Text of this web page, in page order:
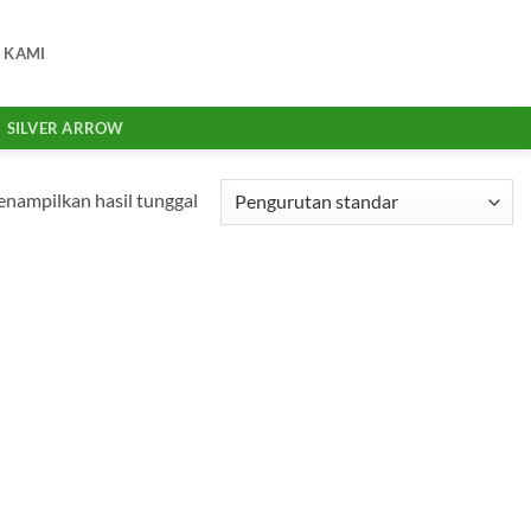
KAMI
SILVER ARROW
hasil tunggal